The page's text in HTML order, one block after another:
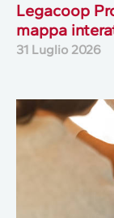
Legacoop
mappa
31 Luglio 2026